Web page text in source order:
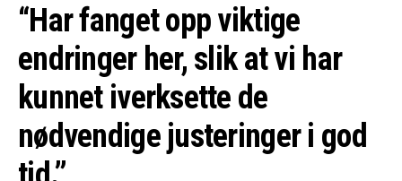
“Har fanget opp viktige
endringer her, slik at vi har
kunnet iverksette de
nødvendige justeringer i god